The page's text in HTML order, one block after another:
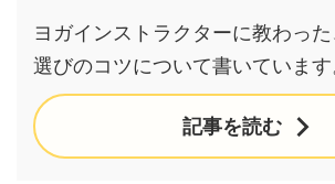
ヨガインストラクターに教わっ
選びのコツについて書いています
記事を読む